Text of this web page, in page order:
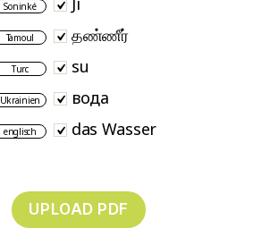
Soninké
Tamoul தண்ணீர்
Turc su
Ukrainien вода
englisch das Wasser